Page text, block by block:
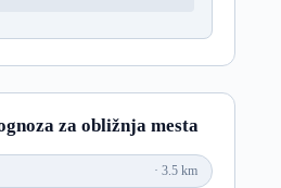
za obližnja mesta
3.5 km